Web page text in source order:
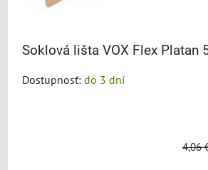
Soklová lišta VOX Flex Platan
Dostupnosť: do 3 dní
4,06